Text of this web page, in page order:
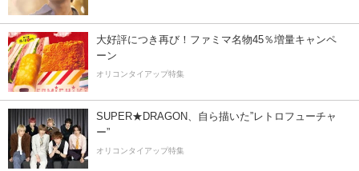
大好評につき再び！ファミマ名物45％増量キャンペ
ーン
オリコンタイアップ特集
SUPER★DRAGON、自ら描いた”レトロフューチャ
ー”
オリコンタイアップ特集